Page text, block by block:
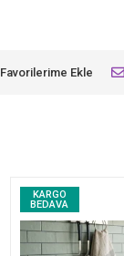
Favorilerime Ekle
KARGO
BEDAVA